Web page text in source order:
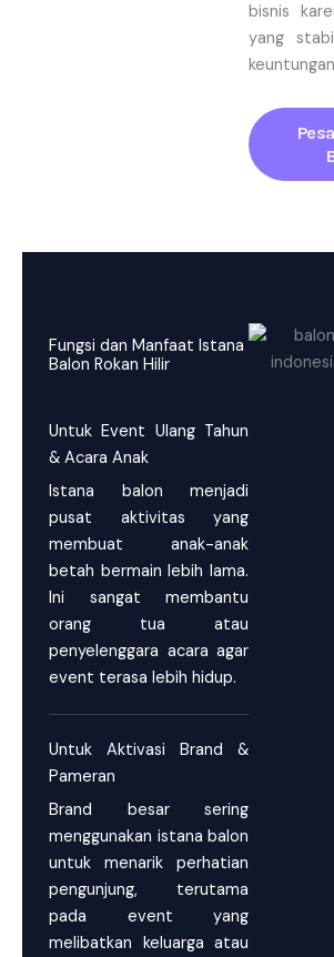
bisnis
yang
Fungsi dan Manfaat Istana
Balon Rokan Hilir
Untuk Event Ulang Tahun
& Acara Anak
Istana balon menjadi
pusat aktivitas yang
membuat anak-anak
betah bermain lebih lama.
Ini sangat membantu
orang tua atau
penyelenggara acara agar
event terasa lebih hidup.
Untuk Aktivasi Brand &
Pameran
Brand besar sering
menggunakan istana balon
untuk menarik perhatian
pengunjung, terutama
pada event yang
melibatkan keluarga atau